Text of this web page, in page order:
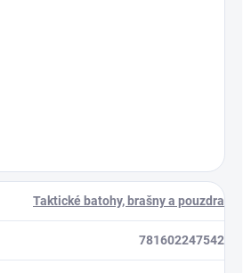
Taktické batohy, brašny a pouzdra
781602247542